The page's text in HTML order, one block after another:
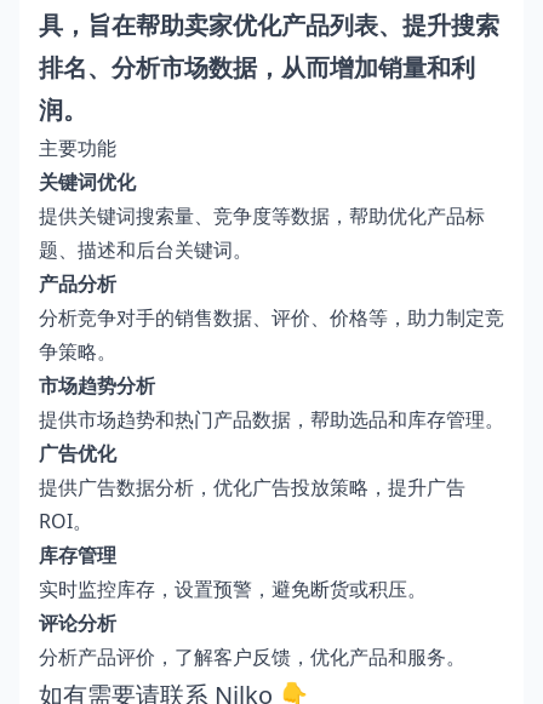
具，旨在帮助卖家优化产品列表、提升搜索
排名、分析市场数据，从而增加销量和利
润。
主要功能
关键词优化
提供关键词搜索量、竞争度等数据，帮助优化产品标
题、描述和后台关键词。
产品分析
分析竞争对手的销售数据、评价、价格等，助力制定竞
争策略。
市场趋势分析
提供市场趋势和热门产品数据，帮助选品和库存管理。
广告优化
提供广告数据分析，优化广告投放策略，提升广告
ROI。
库存管理
实时监控库存，设置预警，避免断货或积压。
评论分析
分析产品评价，了解客户反馈，优化产品和服务。
如有需要请联系 Nilko 👇